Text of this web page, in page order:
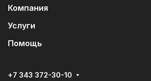
Компания
Услуги
Помощь
+7 343 372-30-10